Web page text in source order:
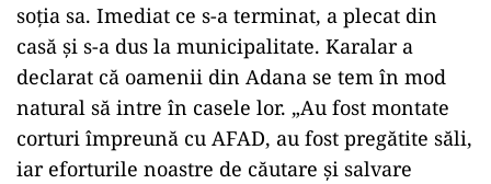
soția sa. Imediat ce s-a terminat, a plecat din
casă și s-a dus la municipalitate. Karalar a
declarat că oamenii din Adana se tem în mod
natural să intre în casele lor. „Au fost montate
corturi împreună cu AFAD, au fost pregătite săli,
iar eforturile noastre de căutare și salvare